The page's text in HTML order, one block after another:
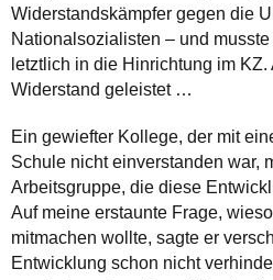
Widerstandskämpfer gegen die
Nationalsozialisten – und
letztlich in die Hinrichtung im KZ.
Widerstand geleistet …
Ein gewiefter Kollege, der mit
Schule nicht einverstanden war,
Arbeitsgruppe, die diese
Auf meine erstaunte Frage,
mitmachen wollte, sagte er
Entwicklung schon nicht